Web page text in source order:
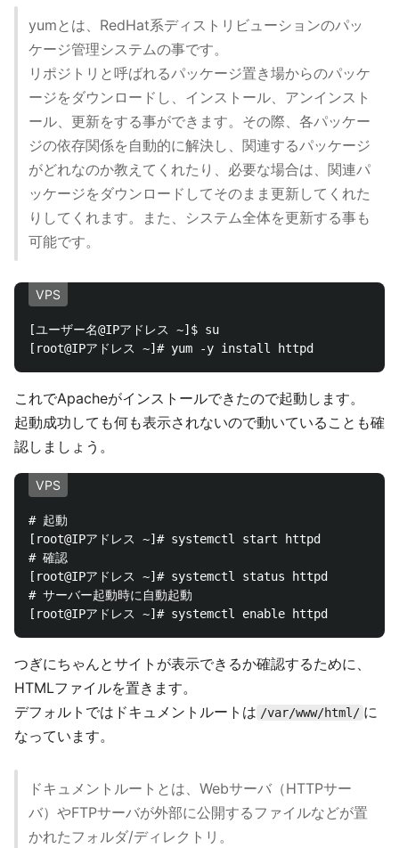
yumとは、RedHat系ディストリビューションのパッ
ケージ管理システムの事です。
リポジトリと呼ばれるパッケージ置き場からのパッケ
ージをダウンロードし、インストール、アンインスト
ール、更新をする事ができます。その際、各パッケー
ジの依存関係を自動的に解決し、関連するパッケージ
がどれなのか教えてくれたり、必要な場合は、関連パ
ッケージをダウンロードしてそのまま更新してくれた
りしてくれます。また、システム全体を更新する事も
可能です。
VPS
[ユーザー名@IPアドレス ~]$ su
これでApacheがインストールできたので起動します。
起動成功しても何も表示されないので動いていることも確
認しましょう。
VPS
# 起動
[root@IPアドレス ~]# systemctl start httpd
# 確認
[root@IPアドレス ~]# systemctl status httpd
# サーバー起動時に自動起動
つぎにちゃんとサイトが表示できるか確認するために、
HTMLファイルを置きます。
デフォルトではドキュメントルートは /var/www/html/ に
なっています。
ドキュメントルートとは、Webサーバ（HTTPサー
バ）やFTPサーバが外部に公開するファイルなどが置
かれたフォルダ/ディレクトリ。